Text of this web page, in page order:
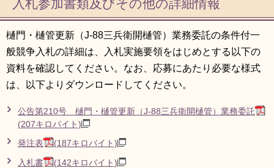
入札参加書類及びその他の詳細情報
樋門・樋管更新（J-88三兵衛開樋管）業務委託の条件付一
般競争入札の詳細は、入札実施要領をはじめとする以下の
資料を確認してください。なお、応募にあたり必要な様式
は、以下よりダウンロードしてください。
公告第210号 樋門・樋管更新（J-88三兵衛開樋管）業務委託
(207キロバイト)
発注表 (187キロバイト)
入札書 (142キロバイト)